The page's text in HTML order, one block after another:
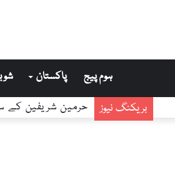
ہوم پیج پاکستان
بریکنگ نیوز حرمین شریفین کے